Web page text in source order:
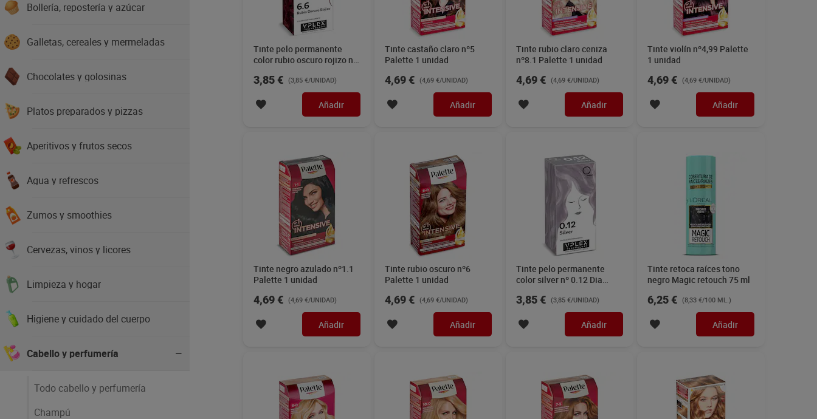
Bollería, repostería y azúcar
Galletas, cereales y mermeladas
Chocolates y golosinas
Platos preparados y pizzas
Aperitivos y frutos secos
Agua y refrescos
Zumos y smoothies
Cervezas, vinos y licores
Limpieza y hogar
Higiene y cuidado del cuerpo
Cabello y perfumería
Todo cabello y perfumería
Champú
Tinte pelo permanente
color rubio oscuro rojizo nº
3,85 € (3,85 €/UNIDAD)
Añadir
Tinte castaño claro nº5
Palette 1 unidad
4,69 € (4,69 €/UNIDAD)
Añadir
Tinte rubio claro ceniza
nº8.1 Palette 1 unidad
4,69 € (4,69 €/UNIDAD)
Añadir
Tinte violín nº4,99 Palette
1 unidad
4,69 € (4,69 €/UNIDAD)
Añadir
Tinte negro azulado nº1.1
Palette 1 unidad
4,69 € (4,69 €/UNIDAD)
Añadir
Tinte rubio oscuro nº6
Palette 1 unidad
4,69 € (4,69 €/UNIDAD)
Añadir
Tinte pelo permanente
color silver nº 0.12 Dia
3,85 € (3,85 €/UNIDAD)
Añadir
Tinte retoca raíces tono
negro Magic retouch 75 ml
6,25 € (8,33 €/100 ML.)
Añadir